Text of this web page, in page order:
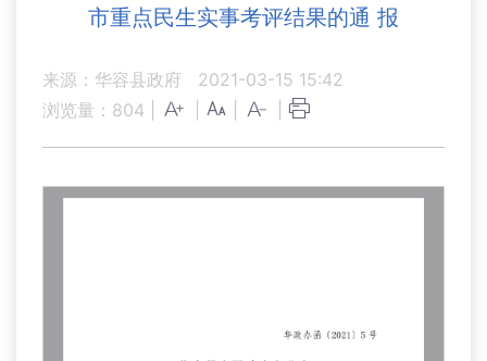
市重点民生实事考评结果的通 报
来源：华容县政府
2021-03-15 15:42
浏览量： 804